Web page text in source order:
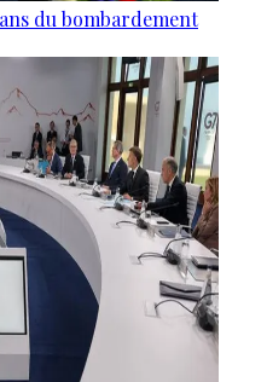
du bombardement